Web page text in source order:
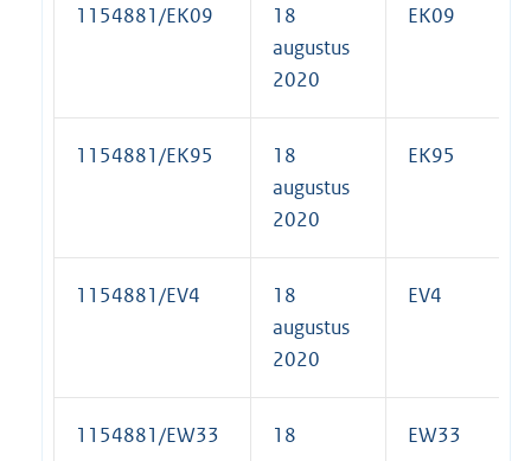
1154881/EK09
18
augustus
2020
EK09
1154881/EK95
18
augustus
2020
EK95
1154881/EV4
18
augustus
2020
EV4
1154881/EW33
18
EW33